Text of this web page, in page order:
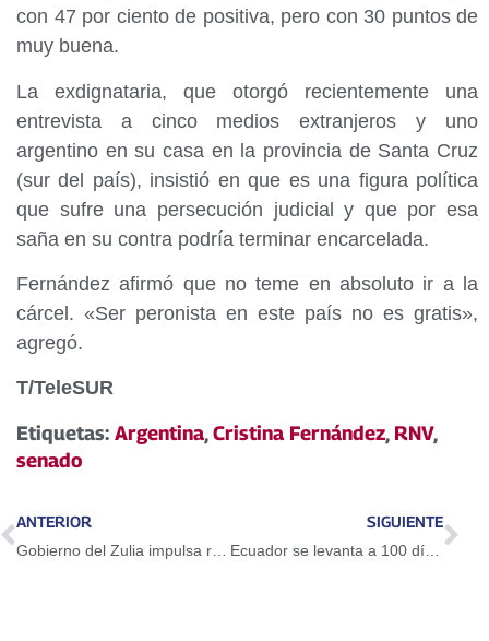
con 47 por ciento de positiva, pero con 30 puntos de
muy buena.
La exdignataria, que otorgó recientemente una
entrevista a cinco medios extranjeros y uno
argentino en su casa en la provincia de Santa Cruz
(sur del país), insistió en que es una figura política
que sufre una persecución judicial y que por esa
saña en su contra podría terminar encarcelada.
Fernández afirmó que no teme en absoluto ir a la
cárcel. «Ser peronista en este país no es gratis»,
agregó.
T/TeleSUR
Etiquetas: Argentina,Cristina Fernández, RNV,
senado
ANTERIOR SIGUIENTE
Ecuador se levanta a 100 días del terremoto de 7.8 grados